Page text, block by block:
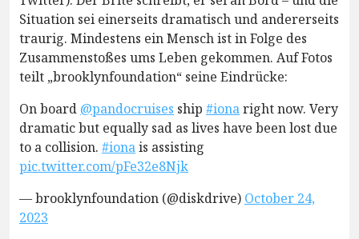
Situation sei einerseits dramatisch und andererseits
traurig. Mindestens ein Mensch ist in Folge des
Zusammenstoßes ums Leben gekommen. Auf Fotos
teilt „brooklynfoundation“ seine Eindrücke:
On board @pandocruises ship #ionaright now. Very
dramatic but equally sad as lives have been lost due
to a collision. #ionais assisting
pic.twitter.com/pFe32e8Njk
— brooklynfoundation (@diskdrive) October 24,
2023